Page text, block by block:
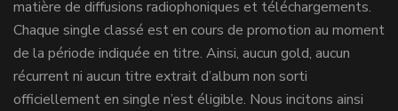
matière de diffusions radiophoniques et téléchargements.
Chaque single classé est en cours de promotion au moment
de la période indiquée en titre. Ainsi, aucun gold, aucun
récurrent ni aucun titre extrait d’album non sorti
officiellement en single n’est éligible. Nous incitons ainsi